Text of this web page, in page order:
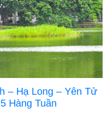
– Hạ Long – Yên Tử
Hàng Tuần